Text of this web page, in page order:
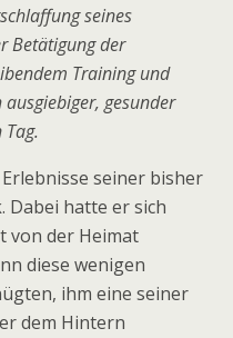
seines
Betätigung der
Training und
gesunder
seiner bisher
Dabei hatte er sich
von der Heimat
diese wenigen
ihm eine seiner
dem Hintern